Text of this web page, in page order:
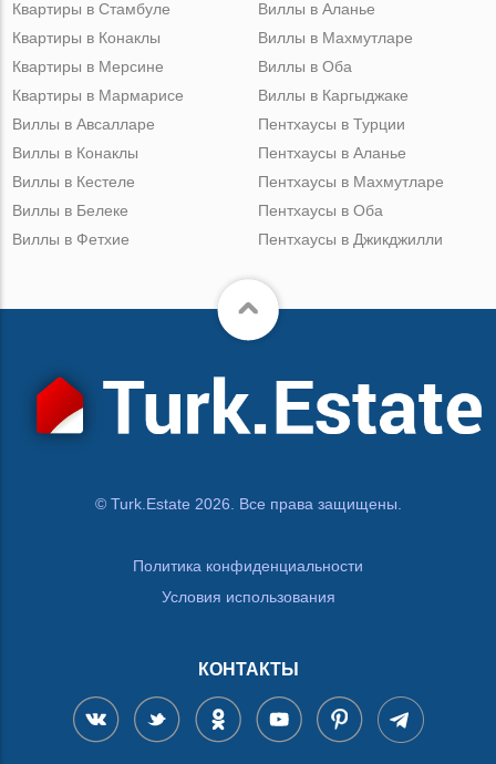
Квартиры в Стамбуле
Квартиры в Конаклы
Квартиры в Мерсине
Квартиры в Мармарисе
Виллы в Аланье
Виллы в Махмутларе
Виллы в Оба
Виллы в Каргыджаке
Виллы в Авсалларе
Виллы в Конаклы
Виллы в Кестеле
Виллы в Белеке
Виллы в Фетхие
Пентхаусы в Турции
Пентхаусы в Аланье
Пентхаусы в Махмутларе
Пентхаусы в Оба
Пентхаусы в Джикджилли
© Turk.Estate 2026. Все права защищены.
Политика конфиденциальности
Условия использования
КОНТАКТЫ